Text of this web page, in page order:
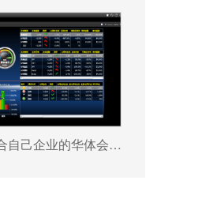
如何选择适合自己企业的华体会足球_华体会（中国） ?